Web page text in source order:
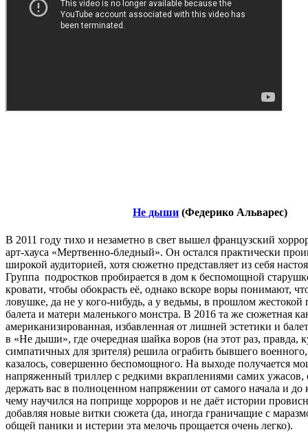
Не дыши (Федерико Альварес)
В 2011 году тихо и незаметно в свет вышел французский
арт-хауса «Мертвенно-бледный». Он остался практически
широкой аудиторией, хотя сюжетно представляет из себя
Группа подростков пробирается в дом к беспомощной
кровати, чтобы обокрасть её, однако вскоре воры понимают,
ловушке, да не у кого-нибудь, а у ведьмы, в прошлом жестокой
балета и матери маленького монстра. В 2016 та же сюжетная
американизированная, избавленная от лишней эстетики и
в «Не дыши», где очередная шайка воров (на этот раз, правда,
симпатичных для зрителя) решила ограбить бывшего
казалось, совершенно беспомощного. На выходе получается
напряженный триллер с редкими вкраплениями самих ужасов,
держать вас в полноценном напряжении от самого начала и до
чему научился на поприще хорроров и не даёт истории
добавляя новые витки сюжета (да, иногда граничащие с
общей паники и истерии эта мелочь прощается очень легко).